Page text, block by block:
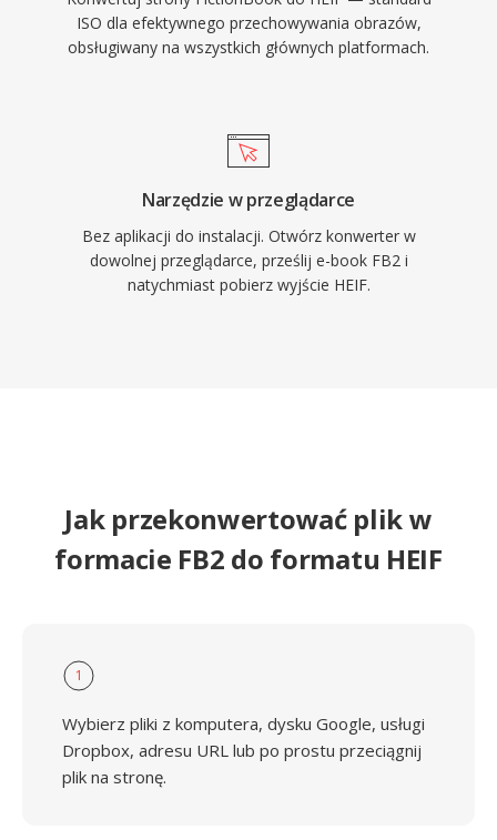
ISO dla efektywnego przechowywania obrazów,
obsługiwany na wszystkich głównych platformach.
Narzędzie w przeglądarce
Bez aplikacji do instalacji. Otwórz konwerter w
dowolnej przeglądarce, prześlij e-book FB2 i
natychmiast pobierz wyjście HEIF.
Jak przekonwertować plik w
formacie FB2 do formatu HEIF
1
Wybierz pliki z komputera, dysku Google, usługi
Dropbox, adresu URL lub po prostu przeciągnij
plik na stronę.